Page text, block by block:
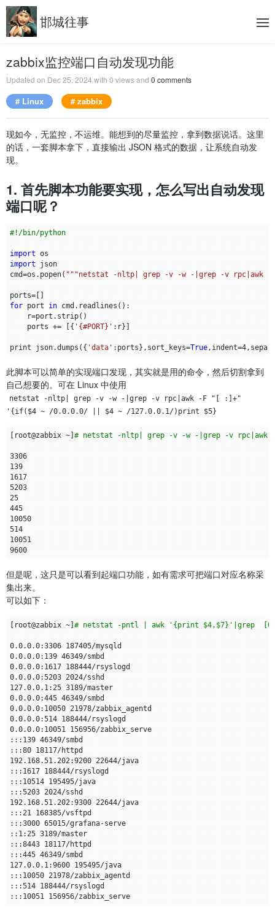
邯城往事
zabbix监控端口自动发现功能
Updated on Dec 25, 2024 with 0 views and 0 comments
# Linux # zabbix
现如今，无监控，不运维。能想到的尽量监控，拿到数据说话。这里
的话，一套脚本拿下，直接输出 JSON 格式的数据，让系统自动发
现。
1. 首先脚本功能要实现，怎么写出自动发现
端口呢？
#!/bin/python
import os
import
json
cmd=os . popen( """netstat -nltp| grep -v -w -|grep -v
ports=[]
for port in cmd . readlines ():
r=port . strip()
ports += [{ '{#PORT}' : r}]
print json.dumps ({ 'data' : ports }, sort_keys=True, indent=4,
此脚本可以简单的实现端口发现，其实就是用的命令，然后切割拿到
自己想要的。可在 Linux 中使用
netstat -nltp| grep -v -w -|grep -v rpc|awk -F "[ :]+"
'{if($4 ~ /0.0.0.0/ || $4 ~ /127.0.0.1/)print $5}
[ root@zabbix ~] # netstat -nltp| grep -v -w -|grep -v
3306
139
1617
5203
25
445
10050
514
10051
9600
但是呢，这只是可以看到起端口功能，如有需求可把端口对应名称采
集出来。
可以如下：
[ root@zabbix ~] # netstat -pntl | awk '{print $4,$7}'|grep  [0-
127.0.0.1:25 3189/master
0.0.0.0:10051 156956/zabbix_serve
192.168.51.202:9200 22644/java
:::10514 195495/java
192.168.51.202:9300 22644/java
:::3000 65015/grafana-serve
::1:25 3189/master
127.0.0.1:9600 195495/java
:::10051 156956/zabbix_serve